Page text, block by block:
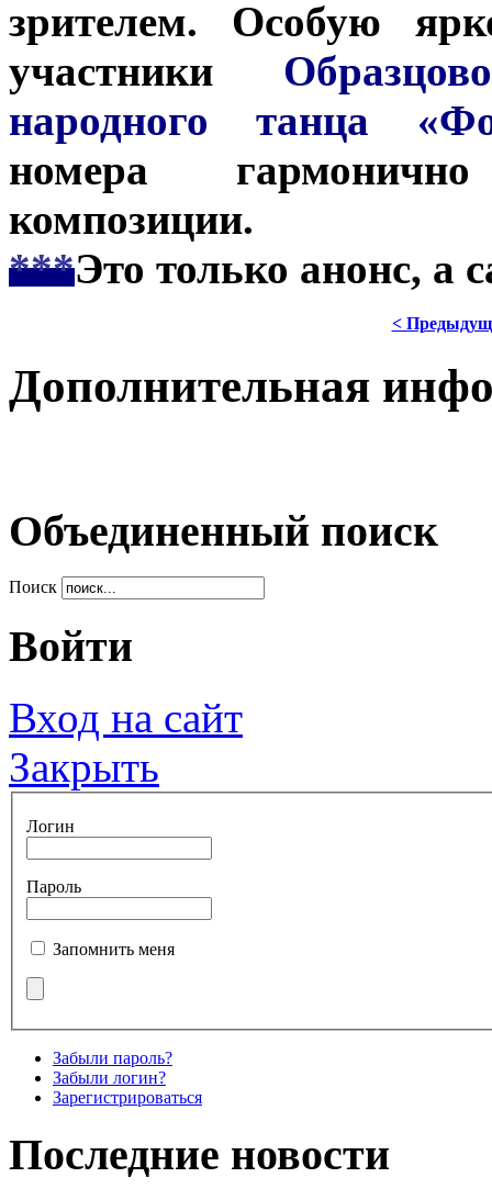
зрителем. Особую
участники
народного танца
номера
композиции.
***Это только анонс, а
<
Дополнительная
Объединенный поиск
Поиск
Войти
Вход на сайт
Закрыть
Логин
Пароль
Запомнить меня
Забыли пароль?
Забыли логин?
Зарегистрироваться
Последние новости